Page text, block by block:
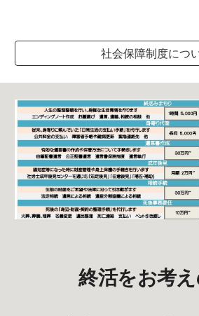
社会保障制度につ
終活をお考